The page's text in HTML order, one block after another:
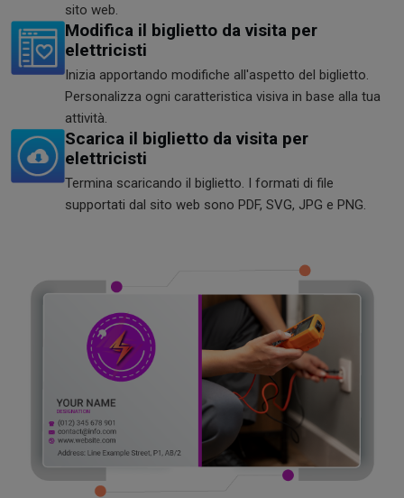
sito web.
Modifica il biglietto da visita per
elettricisti
Inizia apportando modifiche all'aspetto del biglietto.
Personalizza ogni caratteristica visiva in base alla tua
attività.
Scarica il biglietto da visita per
elettricisti
Termina scaricando il biglietto. I formati di file
supportati dal sito web sono PDF, SVG, JPG e PNG.